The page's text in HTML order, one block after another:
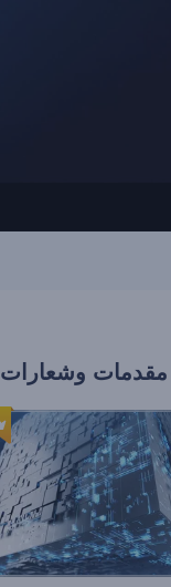
مقدمات وشعارات